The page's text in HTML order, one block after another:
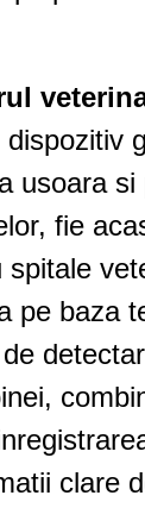
dispozitiv
usoara si
fie
spitale
pe baza
clare